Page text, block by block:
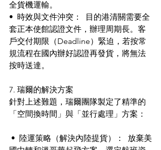
全貨機運輸。
•  時效與文件沖突：  目的港清關需要全
套正本使館認證文件，辦理周期長。客
戶交付期限（Deadline）緊迫，若按常
規流程在國內辦好認證再發貨，將無法
按時送達。
7. 瑞爾的解決方案
針對上述難題，瑞爾團隊製定了精準的
「空間換時間」與「並行處理」方案：